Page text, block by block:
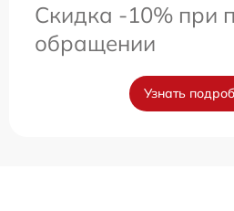
Скидка -10% при
обращении
Узнать